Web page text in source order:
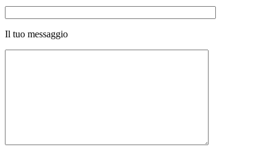
Il tuo messaggio